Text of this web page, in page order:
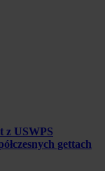
z USWPS
gettach